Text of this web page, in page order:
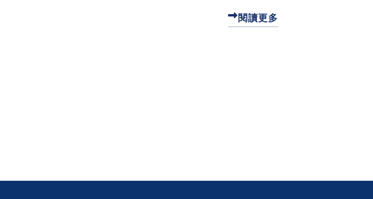
程，幫助你快速設計出貼合學員工
作需求的教學內容。從工作流程分
閱讀更多